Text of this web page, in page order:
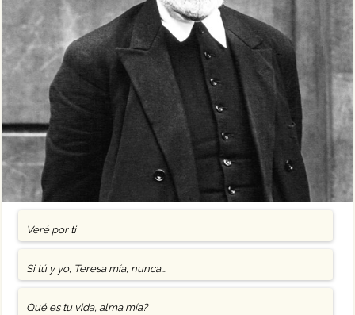
Veré por ti
Si tú y yo, Teresa mía, nunca…
Qué es tu vida, alma mía?